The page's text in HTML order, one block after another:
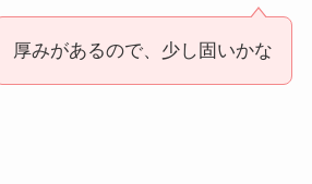
厚みがあるので、少し固いかな